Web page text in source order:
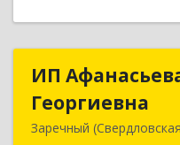
ИП
Георгиевна
Заречный
ИП